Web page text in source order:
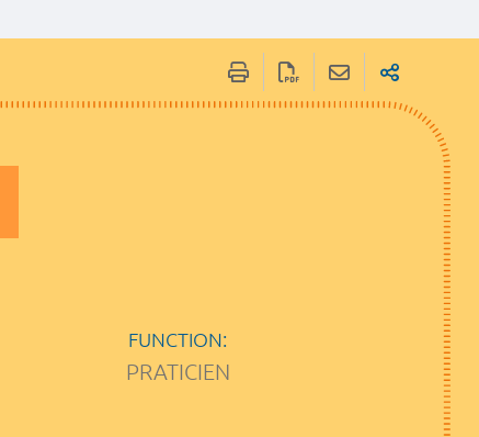
FUNCTION:
PRATICIEN